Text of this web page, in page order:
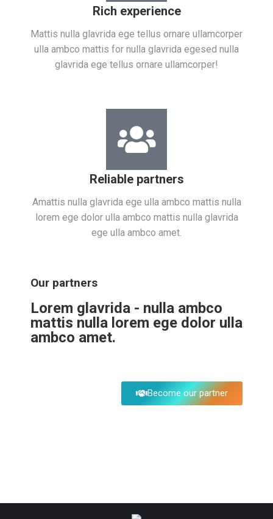
Rich experience
Mattis nulla glavrida ege tellus ornare ullamcorper
ulla ambco mattis for nulla glavrida egesed nulla
glavrida ege tellus ornare ullamcorper!
Reliable partners
Amattis nulla glavrida ege ulla ambco mattis nulla
lorem ege dolor ulla ambco mattis nulla glavrida
ege ulla ambco amet.
Our partners
Lorem glavrida - nulla ambco
mattis nulla lorem ege dolor ulla
ambco amet.
Become our partner